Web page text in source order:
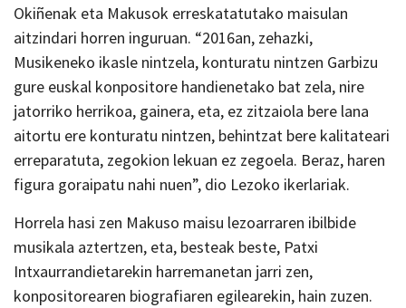
Okiñenak eta Makusok erreskatatutako maisulan
aitzindari horren inguruan. “2016an, zehazki,
Musikeneko ikasle nintzela, konturatu nintzen Garbizu
gure euskal konpositore handienetako bat zela, nire
jatorriko herrikoa, gainera, eta, ez zitzaiola bere lana
aitortu ere konturatu nintzen, behintzat bere kalitateari
erreparatuta, zegokion lekuan ez zegoela. Beraz, haren
figura goraipatu nahi nuen”, dio Lezoko ikerlariak.
Horrela hasi zen Makuso maisu lezoarraren ibilbide
musikala aztertzen, eta, besteak beste, Patxi
Intxaurrandietarekin harremanetan jarri zen,
konpositorearen biografiaren egilearekin, hain zuzen.